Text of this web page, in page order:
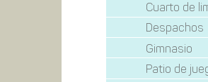
Cuarto de
Despachos
Gimnasio
Patio de